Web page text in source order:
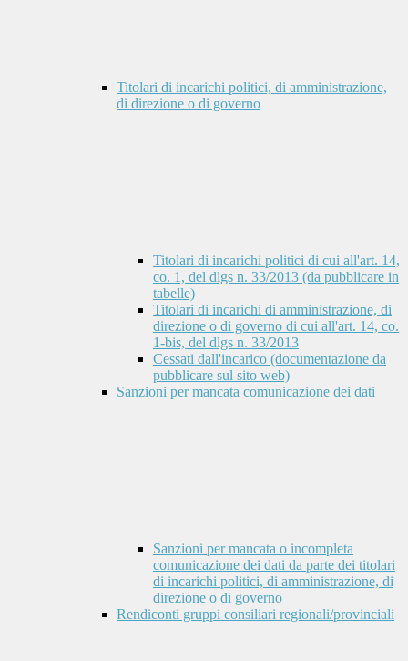
Titolari di incarichi politici, di amministrazione,
di direzione o di governo
Titolari di incarichi politici di cui all'art. 14,
co. 1, del dlgs n. 33/2013 (da pubblicare in
tabelle)
Titolari di incarichi di amministrazione, di
direzione o di governo di cui all'art. 14, co.
1-bis, del dlgs n. 33/2013
Cessati dall'incarico (documentazione da
pubblicare sul sito web)
Sanzioni per mancata comunicazione dei dati
Sanzioni per mancata o incompleta
comunicazione dei dati da parte dei titolari
di incarichi politici, di amministrazione, di
direzione o di governo
Rendiconti gruppi consiliari regionali/provinciali